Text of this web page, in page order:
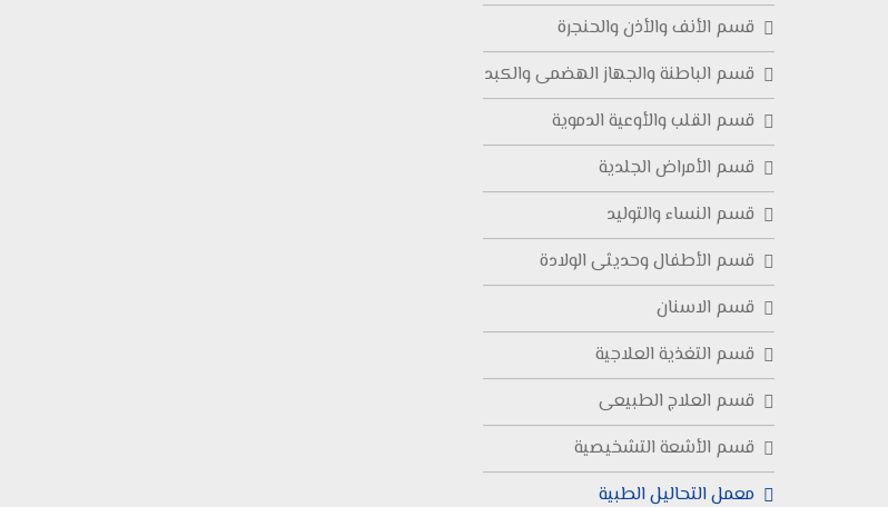
قسم الأنف والأذن والحنجرة
قسم الباطنة والجهاز الهضمى والكبد
قسم القلب والأوعية الدموية
قسم الأمراض الجلدية
قسم النساء والتوليد
قسم الأطفال وحديثى الولادة
قسم الاسنان
قسم التغذية العلاجية
قسم العلاج الطبيعى
قسم الأشعة التشخيصية
معمل التحاليل الطبية